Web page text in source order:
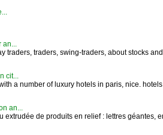
an...
traders, traders, swing-traders, about stocks
cit...
a number of luxury hotels in paris, nice.
an...
de produits en relief : lettres géantes,